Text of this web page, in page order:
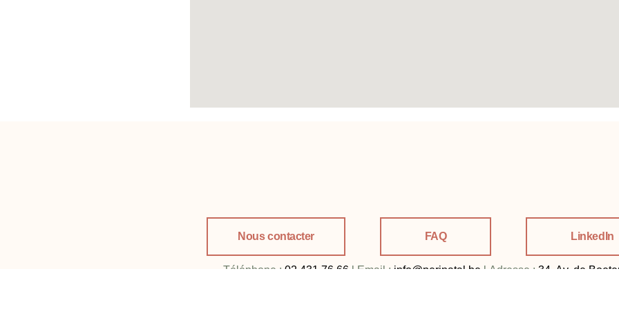
Nous contacter FAQ LinkedIn
Téléphone : 02 431 76 66 l Email : info@perinatal.be l Adresse : 34, Av. de